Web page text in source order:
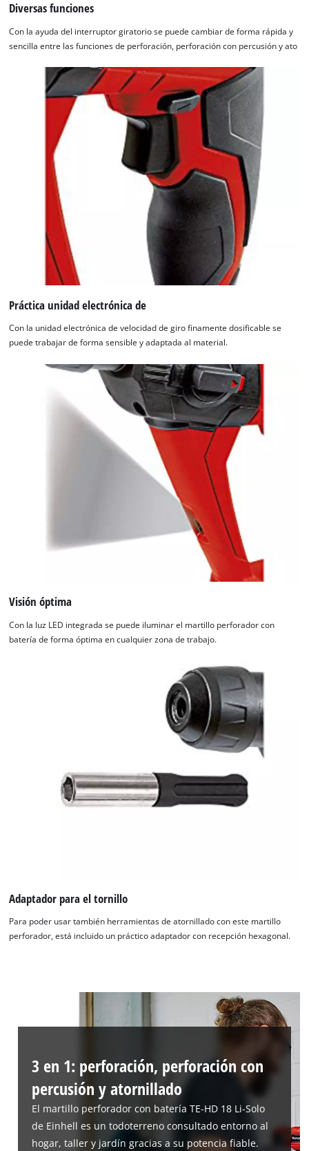
cargar el servicio Google Maps!
This content is not permitted to load due
the site with their CMP to add this content
to the list of technologies used.
Powered byUsercentrics Consent
Management Platform
Diversas funciones
Con la ayuda del interruptor giratorio se puede cambiar de forma rápida y
sencilla entre las funciones de perforación, perforación con percusión y ato
Práctica unidad electrónica de
Con la unidad electrónica de velocidad de giro finamente dosificable se
puede trabajar de forma sensible y adaptada al material.
Visión óptima
Con la luz LED integrada se puede iluminar el martillo perforador con
batería de forma óptima en cualquier zona de trabajo.
Adaptador para el tornillo
Para poder usar también herramientas de atornillado con este martillo
perforador, está incluido un práctico adaptador con recepción hexagonal.
3 en 1: perforación, perforación con
percusión y atornillado
El martillo perforador con batería TE-HD 18 Li-Solo
de Einhell es un todoterreno consultado entorno al
hogar, taller y jardín gracias a su potencia fiable.